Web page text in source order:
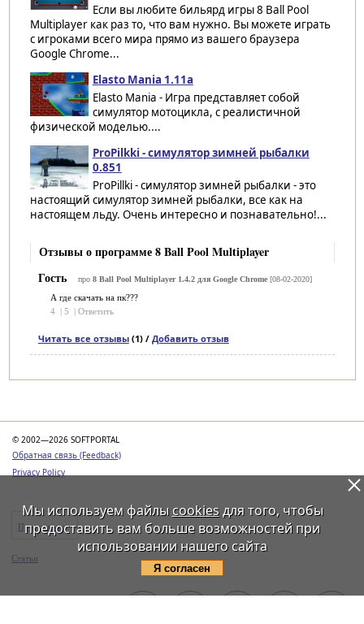
Если вы любите бильярд игры 8 Ball Pool
Multiplayer как раз то, что вам нужно. Вы можете играть
с игроками всего мира прямо из вашего браузера
Google Chrome...
Elasto Mania 1.11a
Elasto Mania - Игра представляет собой
симулятор мотоцикла, с реалистичной
физической моделью....
ProPilkki - симулятор зимней рыбалки
0.851
ProPillki - симулятор зимней рыбалки - это
настоящий симулятор зимней рыбалки, все как на
настоящем льду. Очень интересно и познавательно!...
Отзывы о программе 8 Ball Pool Multiplayer
Гость
про 8 Ball Pool Multiplayer 1.4.2 для Google Chrome[08-02-2020]
А где скачать на пк???
4 | 5 | Ответить
Читать все отзывы(1) / Добавить отзыв
© 2002—2026 SOFTPORTAL
Обратная связь (Feedback)
Privacy Policy
Программы
Статьи
Мы используем файлы cookiesдля того, чтобы
предоставить вам больше возможностей при
использовании нашего сайта